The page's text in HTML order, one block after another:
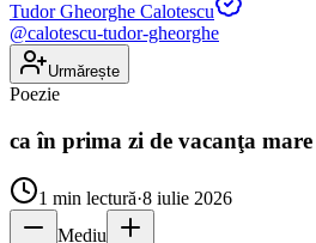
Tudor Gheorghe Calotescu
@calotescu-tudor-gheorghe
Urmărește
Poezie
ca în prima zi de vacanţa mare
1 min lectură·8 iulie 2026
Mediu